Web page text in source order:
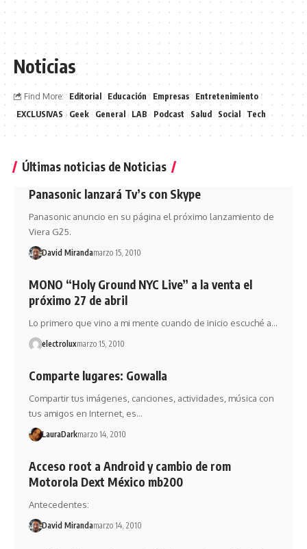
Noticias
Find More: Editorial Educación Empresas
Entretenimiento
EXCLUSIVAS
Geek General LAB Podcast Salud Social Tech
Últimas noticias de Noticias
Panasonic lanzará Tv’s con Skype
Panasonic anuncio en su página el próximo lanzamiento de
Viera G25.
David Mirandamarzo 15, 2010
MONO “Holy Ground NYC Live” a la venta el
próximo 27 de abril
Lo primero que vino a mi mente cuando de inicio escuché a…
electroluxmarzo 15, 2010
Comparte lugares: Gowalla
Compartir tus imágenes, canciones, actividades, música con
tus amigos en Internet, es…
LauraDarkmarzo 14, 2010
Acceso root a Android y cambio de rom
Motorola Dext México mb200
Antecedentes:
David Mirandamarzo 14, 2010